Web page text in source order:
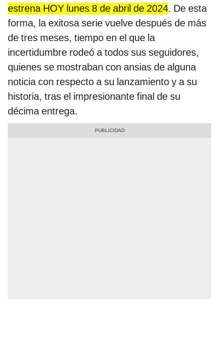
estrena HOY lunes 8 de abril de 2024. De esta
forma, la exitosa serie vuelve después de más
de tres meses, tiempo en el que la
incertidumbre rodeó a todos sus seguidores,
quienes se mostraban con ansias de alguna
noticia con respecto a su lanzamiento y a su
historia, tras el impresionante final de su
décima entrega.